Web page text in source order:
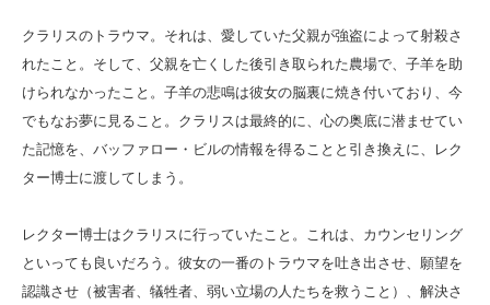
クラリスのトラウマ。それは、愛していた父親が強盗によって射殺さ
れたこと。そして、父親を亡くした後引き取られた農場で、子羊を助
けられなかったこと。子羊の悲鳴は彼女の脳裏に焼き付いており、今
でもなお夢に見ること。クラリスは最終的に、心の奥底に潜ませてい
た記憶を、バッファロー・ビルの情報を得ることと引き換えに、レク
ター博士に渡してしまう。
レクター博士はクラリスに行っていたこと。これは、カウンセリング
といっても良いだろう。彼女の一番のトラウマを吐き出させ、願望を
認識させ（被害者、犠牲者、弱い立場の人たちを救うこと）、解決さ